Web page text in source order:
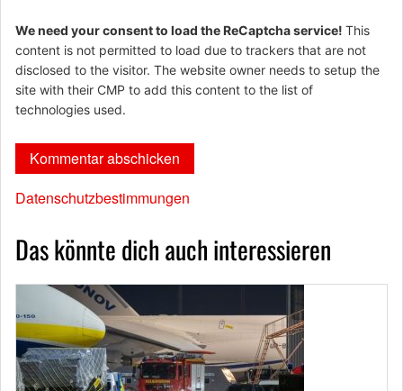
We need your consent to load the ReCaptcha service! This
content is not permitted to load due to trackers that are not
disclosed to the visitor. The website owner needs to setup the
site with their CMP to add this content to the list of
technologies used.
Datenschutzbestimmungen
Das könnte dich auch interessieren